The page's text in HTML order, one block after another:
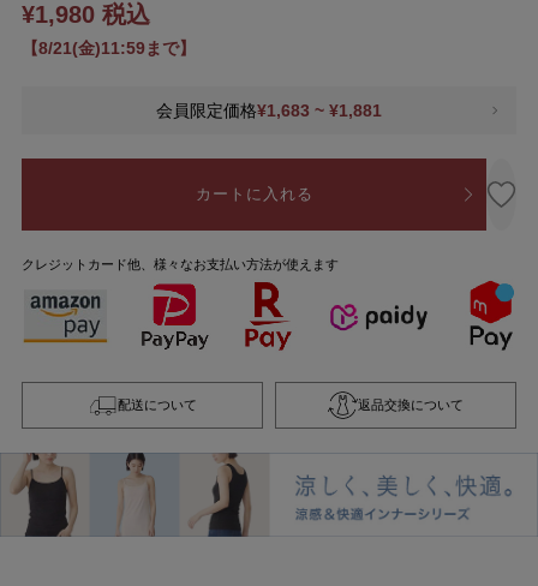
¥1,980 税込
【8/21(金)11:59まで】
会員限定価格¥1,683 ~ ¥1,881
カートに入れる
クレジットカード他、様々なお支払い方法が使えます
配送について 返品交換について